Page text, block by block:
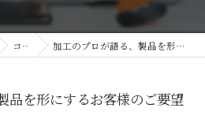
コラム 加工のプロが語る、製品を形にするお客様のご要望とは
品を形にするお客様のご要望